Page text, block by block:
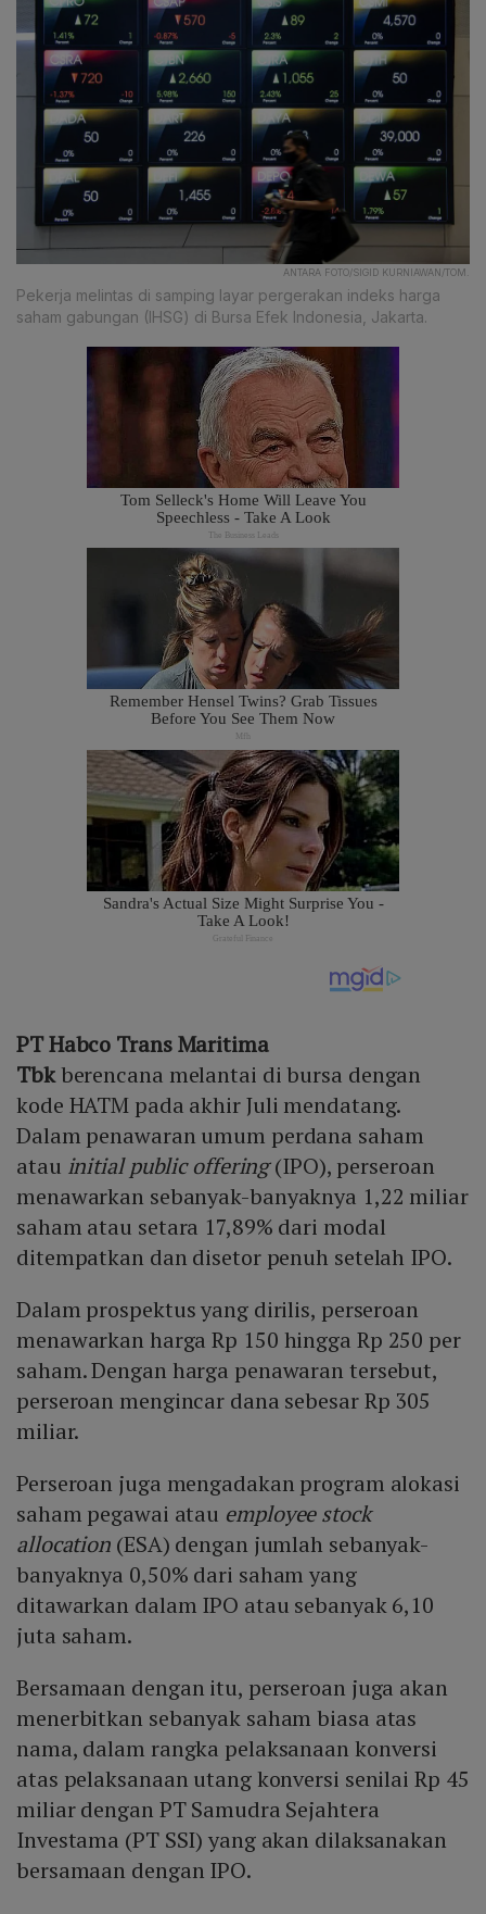
ANTARA FOTO/SIGID KURNIAWAN/TOM.
Pekerja melintas di samping layar pergerakan indeks harga
saham gabungan (IHSG) di Bursa Efek Indonesia, Jakarta.
PT Habco Trans Maritima
Tbkberencana melantai di bursa dengan
kode HATM pada akhir Juli mendatang.
Dalam penawaran umum perdana saham
atau initial public offering(IPO), perseroan
menawarkan sebanyak-banyaknya 1,22 miliar
saham atau setara 17,89% dari modal
ditempatkan dan disetor penuh setelah IPO.
Dalam prospektus yang dirilis, perseroan
menawarkan harga Rp 150 hingga Rp 250 per
saham. Dengan harga penawaran tersebut,
perseroan mengincar dana sebesar Rp 305
miliar.
Perseroan juga mengadakan program alokasi
saham pegawai atau employee stock
allocation (ESA) dengan jumlah sebanyak-
banyaknya 0,50% dari saham yang
ditawarkan dalam IPO atau sebanyak 6,10
juta saham.
Bersamaan dengan itu, perseroan juga akan
menerbitkan sebanyak saham biasa atas
nama, dalam rangka pelaksanaan konversi
atas pelaksanaan utang konversi senilai Rp 45
miliar dengan PT Samudra Sejahtera
Investama (PT SSI) yang akan dilaksanakan
bersamaan dengan IPO.